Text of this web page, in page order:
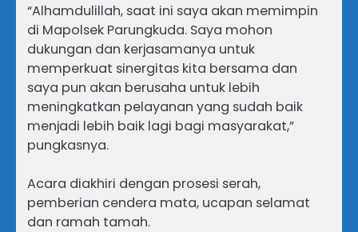
“Alhamdulillah, saat ini saya akan memimpin
di Mapolsek Parungkuda. Saya mohon
dukungan dan kerjasamanya untuk
memperkuat sinergitas kita bersama dan
saya pun akan berusaha untuk lebih
meningkatkan pelayanan yang sudah baik
menjadi lebih baik lagi bagi masyarakat,”
pungkasnya.
Acara diakhiri dengan prosesi serah,
pemberian cendera mata, ucapan selamat
dan ramah tamah.